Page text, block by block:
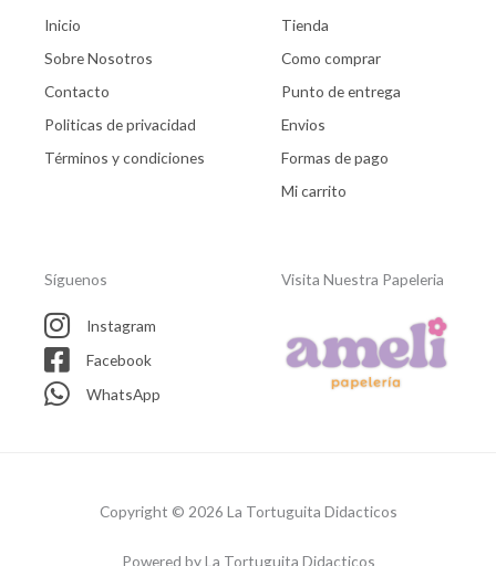
Inicio
Sobre Nosotros
Contacto
Politicas de privacidad
Términos y condiciones
Tienda
Como comprar
Punto de entrega
Envios
Formas de pago
Mi carrito
Síguenos
Instagram
Facebook
WhatsApp
Visita Nuestra Papeleria
Copyright © 2026 La Tortuguita Didacticos
Powered by La Tortuguita Didacticos